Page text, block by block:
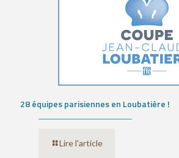
28 équipes parisiennes en Loubatière !
Lire l'article